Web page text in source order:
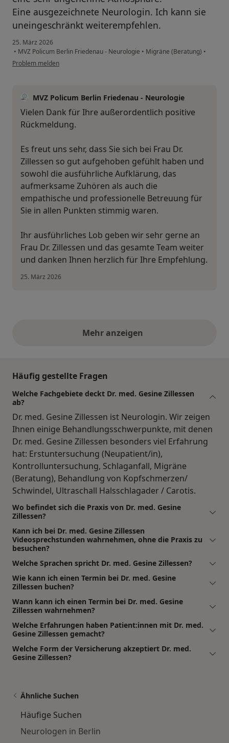
Eine ausgezeichnete Neurologin. Ich kann sie
uneingeschränkt weiterempfehlen.
25. März 2026
• MVZ Policum Berlin Friedenau - Neurologie • Migräne (Beratung) •
Problem melden
MVZ Policum Berlin Friedenau - Neurologie
Vielen Dank für Ihre außerordentlich positive
Rückmeldung.
Es freut uns sehr, dass Sie sich bei Frau Dr.
Zillessen so gut aufgehoben gefühlt haben und
sowohl die ausführliche Aufklärung, das
aufmerksame Zuhören als auch die
empathische und professionelle Betreuung für
Sie in allen Punkten stimmig waren.
Ihr ausführliches Lob geben wir sehr gerne an
Frau Dr. Zillessen und das gesamte Team weiter
und danken Ihnen herzlich für Ihre Empfehlung.
25. März 2026
Mehr anzeigenobige Stellungnahmen
Häufig gestellte Fragen
Welche Fachgebiete deckt Dr. med. Gesine Zillessen
ab?
Dr. med. Gesine Zillessen ist Neurologin. Wir zeigen
Ihnen einige Behandlungsschwerpunkte, mit denen
Dr. med. Gesine Zillessen besonders viel Erfahrung
hat: Erstuntersuchung (Neupatient/in),
Kontrolluntersuchung, Schlaganfall, Migräne
(Beratung), Behandlung von Kopfschmerzen/
Schwindel, Ultraschall Halsschlagader / Carotis.
Wo befindet sich die Praxis von Dr. med. Gesine
Zillessen?
Kann ich bei Dr. med. Gesine Zillessen
Videosprechstunden wahrnehmen, ohne die Praxis zu
besuchen?
Welche Sprachen spricht Dr. med. Gesine Zillessen?
Wie kann ich einen Termin bei Dr. med. Gesine
Zillessen buchen?
Wann kann ich einen Termin bei Dr. med. Gesine
Zillessen wahrnehmen?
Welche Erfahrungen haben Patient:innen mit Dr. med.
Gesine Zillessen gemacht?
Welche Form der Versicherung akzeptiert Dr. med.
Gesine Zillessen?
Ähnliche Suchen
Häufige Suchen
Neurologen in Berlin